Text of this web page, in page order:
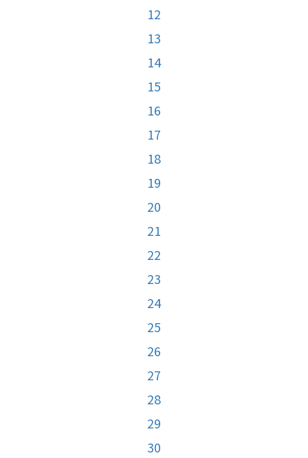
12
13
14
15
16
17
18
19
20
21
22
23
24
25
26
27
28
29
30